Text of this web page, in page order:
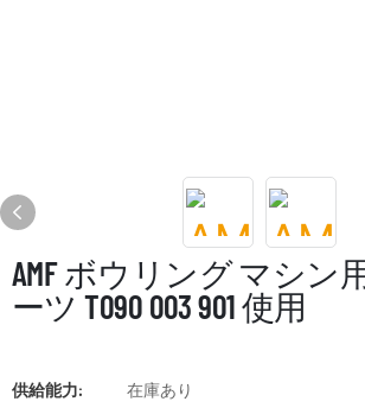
AMF ボウリング マシン
ーツ T090 003 901 使用
供給能力:
在庫あり